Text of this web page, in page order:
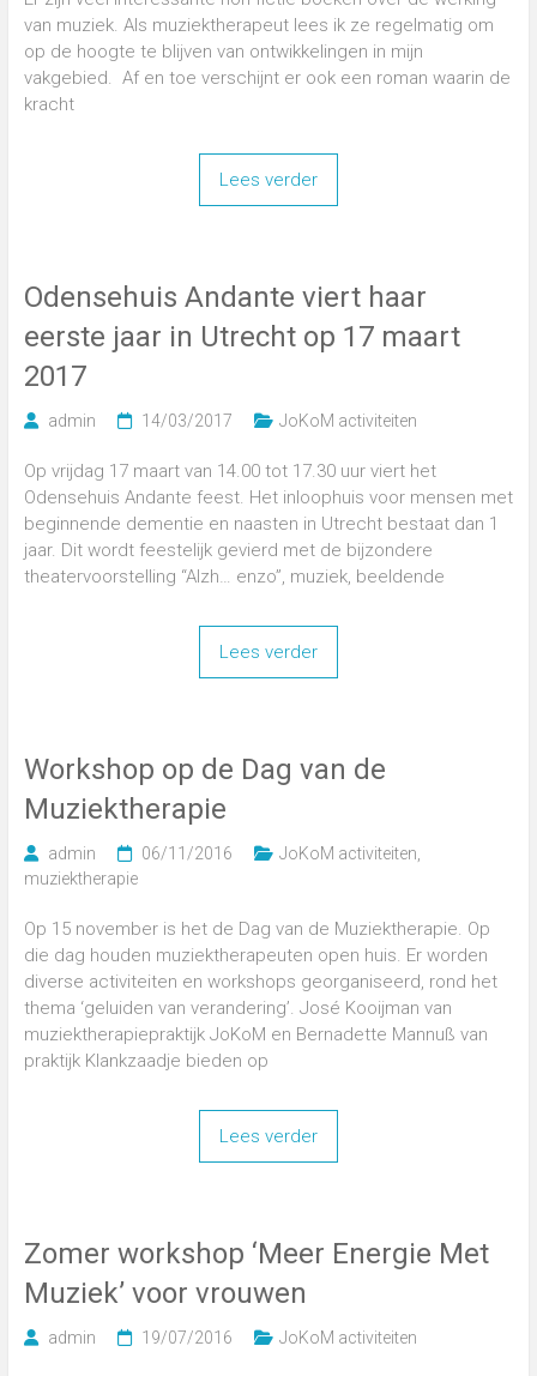
van muziek. Als muziektherapeut lees ik ze regelmatig om
op de hoogte te blijven van ontwikkelingen in mijn
vakgebied. Af en toe verschijnt er ook een roman waarin de
kracht
Lees verder
Odensehuis Andante viert haar
eerste jaar in Utrecht op 17 maart
2017
admin 14/03/2017 JoKoM activiteiten
Op vrijdag 17 maart van 14.00 tot 17.30 uur viert het
Odensehuis Andante feest. Het inloophuis voor mensen met
beginnende dementie en naasten in Utrecht bestaat dan 1
jaar. Dit wordt feestelijk gevierd met de bijzondere
theatervoorstelling “Alzh… enzo”, muziek, beeldende
Lees verder
Workshop op de Dag van de
Muziektherapie
admin 06/11/2016 JoKoM activiteiten
muziektherapie
Op 15 november is het de Dag van de Muziektherapie. Op
die dag houden muziektherapeuten open huis. Er worden
diverse activiteiten en workshops georganiseerd, rond het
thema ‘geluiden van verandering’. José Kooijman van
muziektherapiepraktijk JoKoM en Bernadette Mannuß van
praktijk Klankzaadje bieden op
Lees verder
Zomer workshop ‘Meer Energie Met
Muziek’ voor vrouwen
admin 19/07/2016 JoKoM activiteiten